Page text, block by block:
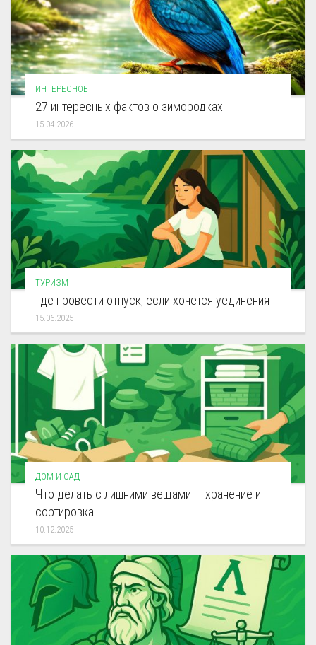
ИНТЕРЕСНОЕ
27 интересных фактов о зимородках
15.04.2026
ТУРИЗМ
Где провести отпуск, если хочется уединения
15.06.2025
ДОМ И САД
Что делать с лишними вещами — хранение и
сортировка
10.12.2025